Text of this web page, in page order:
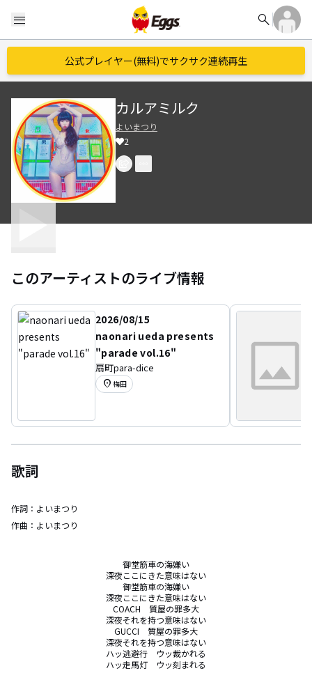
menu search
公式プレイヤー(無料)でサクサク連続再生
カルアミルク
よいまつり
2
このアーティストのライブ情報
2026/08/15
naonari ueda presents
"parade vol.16"
扇町para-dice
location_on 梅田
歌詞
作詞： よいまつり
作曲： よいまつり
御堂筋車の海嫌い
深夜ここにきた意味はない
御堂筋車の海嫌い
深夜ここにきた意味はない
COACH　質屋の罪多大
深夜それを持つ意味はない
GUCCI　質屋の罪多大
深夜それを持つ意味はない
ハッ逃避行　ウッ裁かれる
ハッ走馬灯　ウッ刻まれる